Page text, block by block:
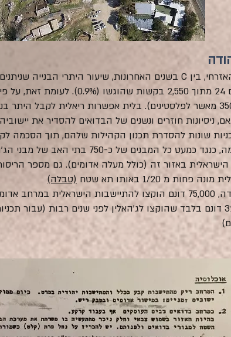
בקשות להתיישבות הישראלית (פי 350 מאשר לפלסטינים). בלית אפשרות
ניסיונות חוזרים ונשנים של הבדואים להסדיר את
הגישו לאורך השנים 12 תוכניות שונות להסדרת תכנון הקהילות
אף לא אחת נדונה או אושרה. בהתאמה, כנגד
מ 1/20 באותו תא שטח
(טבלה)
מתוך כלל השטחים בצפון מדבר יהודה, 75,000 דונם הוקצו
עלמון, קידר ומצפה יריחו) לעומת 320 דונם בלבד שהוקצו לג'האלין לפני